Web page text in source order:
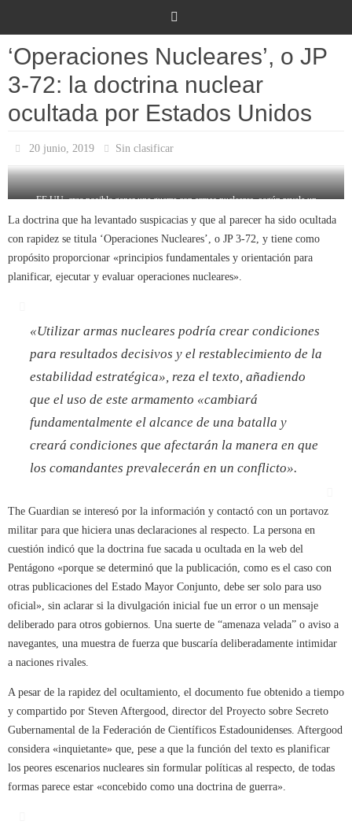
contenido
‘Operaciones Nucleares’, o JP
3-72: la doctrina nuclear
ocultada por Estados Unidos
20 junio, 2019 Sin clasificar
EE.UU. cree posible ganar una guerra con armas nucleares, según revela un
documento publicado recientemente por el Estado Mayor Conjunto de ese país, pero
en 1952.
La doctrina que ha levantado suspicacias y que al parecer ha sido ocultada
con rapidez se titula ‘Operaciones Nucleares’, o JP 3-72, y tiene como
propósito proporcionar «principios fundamentales y orientación para
planificar, ejecutar y evaluar operaciones nucleares».
«Utilizar armas nucleares podría crear condiciones
para resultados decisivos y el restablecimiento de la
estabilidad estratégica», reza el texto, añadiendo
que el uso de este armamento «cambiará
fundamentalmente el alcance de una batalla y
creará condiciones que afectarán la manera en que
los comandantes prevalecerán en un conflicto».
The Guardian se interesó por la información y contactó con un portavoz
militar para que hiciera unas declaraciones al respecto. La persona en
cuestión indicó que la doctrina fue sacada u ocultada en la web del
Pentágono «porque se determinó que la publicación, como es el caso con
otras publicaciones del Estado Mayor Conjunto, debe ser solo para uso
oficial», sin aclarar si la divulgación inicial fue un error o un mensaje
deliberado para otros gobiernos. Una suerte de “amenaza velada” o aviso a
navegantes, una muestra de fuerza que buscaría deliberadamente intimidar
a naciones rivales.
A pesar de la rapidez del ocultamiento, el documento fue obtenido a tiempo
y compartido por Steven Aftergood, director del Proyecto sobre Secreto
Gubernamental de la Federación de Científicos Estadounidenses. Aftergood
considera «inquietante» que, pese a que la función del texto es planificar
los peores escenarios nucleares sin formular políticas al respecto, de todas
formas parece estar «concebido como una doctrina de guerra».